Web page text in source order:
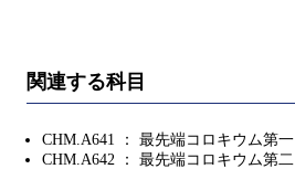
関連する科目
CHM.A641 ： 最先端コロキウム第一
CHM.A642 ： 最先端コロキウム第二